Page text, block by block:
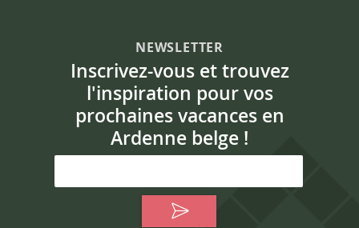
NEWSLETTER
Inscrivez-vous et trouvez
l'inspiration pour vos
prochaines vacances en
Ardenne belge !